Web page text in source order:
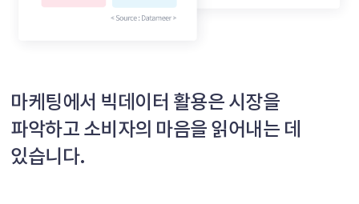
마케팅에서 빅데이터 활용은 시장을
파악하고 소비자의 마음을 읽어내는 데
있습니다.